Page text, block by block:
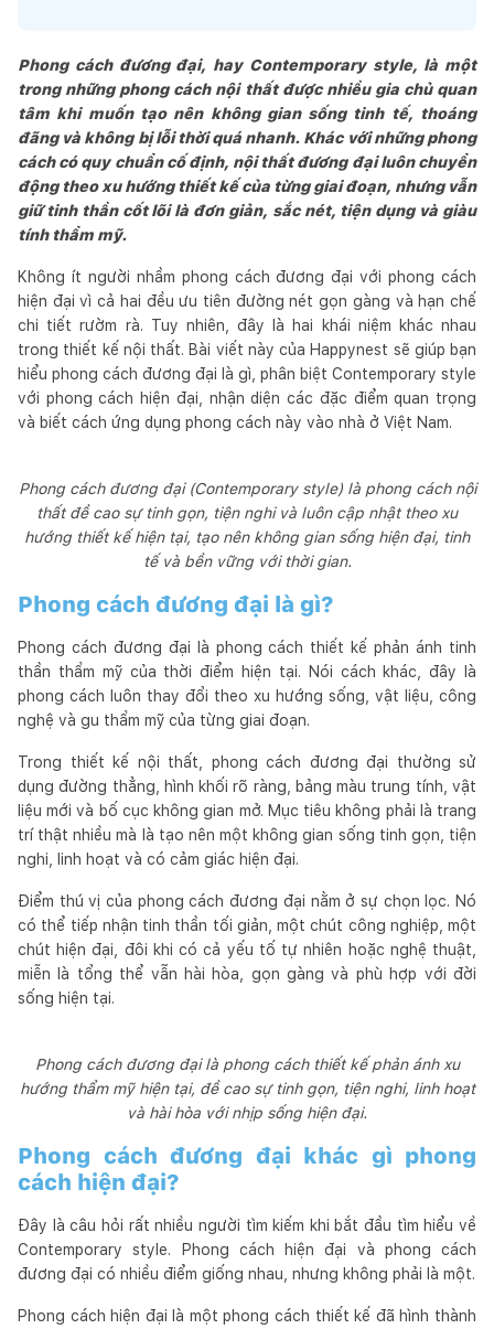
Phong cách đương đại, hay Contemporary style, là một
trong những phong cách nội thất được nhiều gia chủ quan
tâm khi muốn tạo nên không gian sống tinh tế, thoáng
đãng và không bị lỗi thời quá nhanh. Khác với những phong
cách có quy chuẩn cố định, nội thất đương đại luôn chuyển
động theo xu hướng thiết kế của từng giai đoạn, nhưng vẫn
giữ tinh thần cốt lõi là đơn giản, sắc nét, tiện dụng và giàu
tính thẩm mỹ.
Không ít người nhầm phong cách đương đại với phong cách
hiện đại vì cả hai đều ưu tiên đường nét gọn gàng và hạn chế
chi tiết rườm rà. Tuy nhiên, đây là hai khái niệm khác nhau
trong thiết kế nội thất. Bài viết này của Happynest sẽ giúp bạn
hiểu phong cách đương đại là gì, phân biệt Contemporary style
với phong cách hiện đại, nhận diện các đặc điểm quan trọng
và biết cách ứng dụng phong cách này vào nhà ở Việt Nam.
Phong cách đương đại (Contemporary style) là phong cách nội
thất đề cao sự tinh gọn, tiện nghi và luôn cập nhật theo xu
hướng thiết kế hiện tại, tạo nên không gian sống hiện đại, tinh
tế và bền vững với thời gian.
Phong cách đương đại là gì?
Phong cách đương đại là phong cách thiết kế phản ánh tinh
thần thẩm mỹ của thời điểm hiện tại. Nói cách khác, đây là
phong cách luôn thay đổi theo xu hướng sống, vật liệu, công
nghệ và gu thẩm mỹ của từng giai đoạn.
Trong thiết kế nội thất, phong cách đương đại thường sử
dụng đường thẳng, hình khối rõ ràng, bảng màu trung tính, vật
liệu mới và bố cục không gian mở. Mục tiêu không phải là trang
trí thật nhiều mà là tạo nên một không gian sống tinh gọn, tiện
nghi, linh hoạt và có cảm giác hiện đại.
Điểm thú vị của phong cách đương đại nằm ở sự chọn lọc. Nó
có thể tiếp nhận tinh thần tối giản, một chút công nghiệp, một
chút hiện đại, đôi khi có cả yếu tố tự nhiên hoặc nghệ thuật,
miễn là tổng thể vẫn hài hòa, gọn gàng và phù hợp với đời
sống hiện tại.
Phong cách đương đại là phong cách thiết kế phản ánh xu
hướng thẩm mỹ hiện tại, đề cao sự tinh gọn, tiện nghi, linh hoạt
và hài hòa với nhịp sống hiện đại.
Phong cách đương đại khác gì phong
cách hiện đại?
Đây là câu hỏi rất nhiều người tìm kiếm khi bắt đầu tìm hiểu về
Contemporary style. Phong cách hiện đại và phong cách
đương đại có nhiều điểm giống nhau, nhưng không phải là một.
Phong cách hiện đại là một phong cách thiết kế đã hình thành